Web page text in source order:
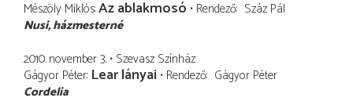
Mészöly Miklós Az ablakmosó Rendező Száz Pál
Nusi házmesterné
2010. november 3. Szevasz Színház
Gágyor Péter Lear lányai Rendező Gágyor Péter
Cordelia